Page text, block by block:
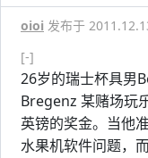
oioi 发布于
[-]
26岁的瑞士杯具男
Bregenz 某赌场玩
英镑的奖金。当他
水果机软件问题，